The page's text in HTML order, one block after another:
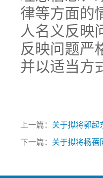
律等方面的
人名义反映
反映问题严
并以适当方
上一篇： 关于拟将郭起
下一篇： 关于拟将杨蓓